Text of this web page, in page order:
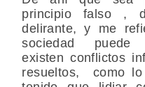
principio falso ,
delirante, y me
sociedad
existen conflictos
resueltos, como